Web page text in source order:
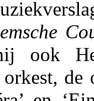
ook
de